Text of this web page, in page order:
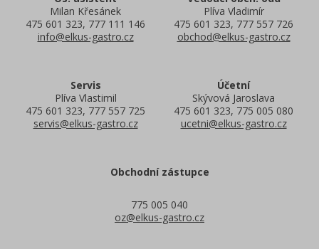
Milan Křesánek
475 601 323, 777 111 146
info@elkus-gastro.cz
Plíva Vladimír
475 601 323, 777 557 726
obchod@elkus-gastro.cz
Servis
Plíva Vlastimil
475 601 323, 777 557 725
servis@elkus-gastro.cz
Účetní
Skývová Jaroslava
475 601 323, 775 005 080
ucetni@elkus-gastro.cz
Obchodní zástupce
775 005 040
oz@elkus-gastro.cz